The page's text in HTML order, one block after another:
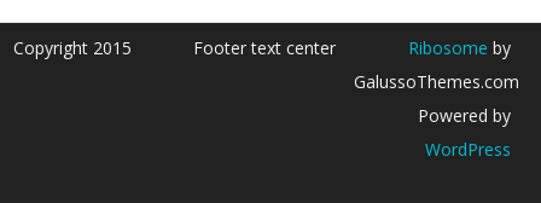
Copyright 2015 Footer text center Ribosome by
GalussoThemes.com
Powered by
WordPress